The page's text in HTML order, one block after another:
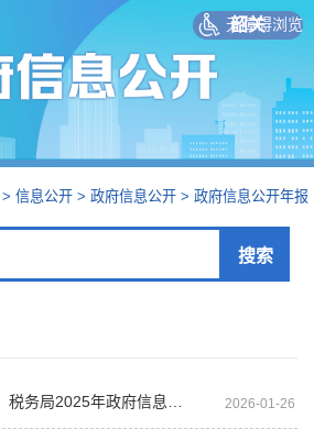
韶关
无障碍浏览
> 信息公开 > 政府信息公开 > 政府信息公开年报
年政府信息公开年度报告汇总展示 2026-01-26